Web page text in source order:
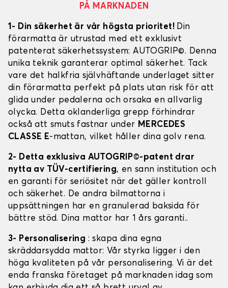
PÅ MARKNADEN
1- Din säkerhet är vår högsta prioritet! Din
förarmatta är utrustad med ett exklusivt
patenterat säkerhetssystem: AUTOGRIP©. Denna
unika teknik garanterar optimal säkerhet. Tack
vare det halkfria självhäftande underlaget sitter
din förarmatta perfekt på plats utan risk för att
glida under pedalerna och orsaka en allvarlig
olycka. Detta oklanderliga grepp förhindrar
också att smuts fastnar under MERCEDES
CLASSE E-mattan, vilket håller dina golv rena.
2- Detta exklusiva AUTOGRIP©-patent drar
nytta av TÜV-certifiering, en sann institution och
en garanti för seriösitet när det gäller kontroll
och säkerhet. De andra bilmattorna i
uppsättningen har en granulerad baksida för
bättre stöd. Dina mattor har 1 års garanti..
3- Personalisering : skapa dina egna
skräddarsydda mattor: Vår styrka ligger i den
höga kvaliteten på vår personalisering. Vi är det
enda franska företaget på marknaden idag som